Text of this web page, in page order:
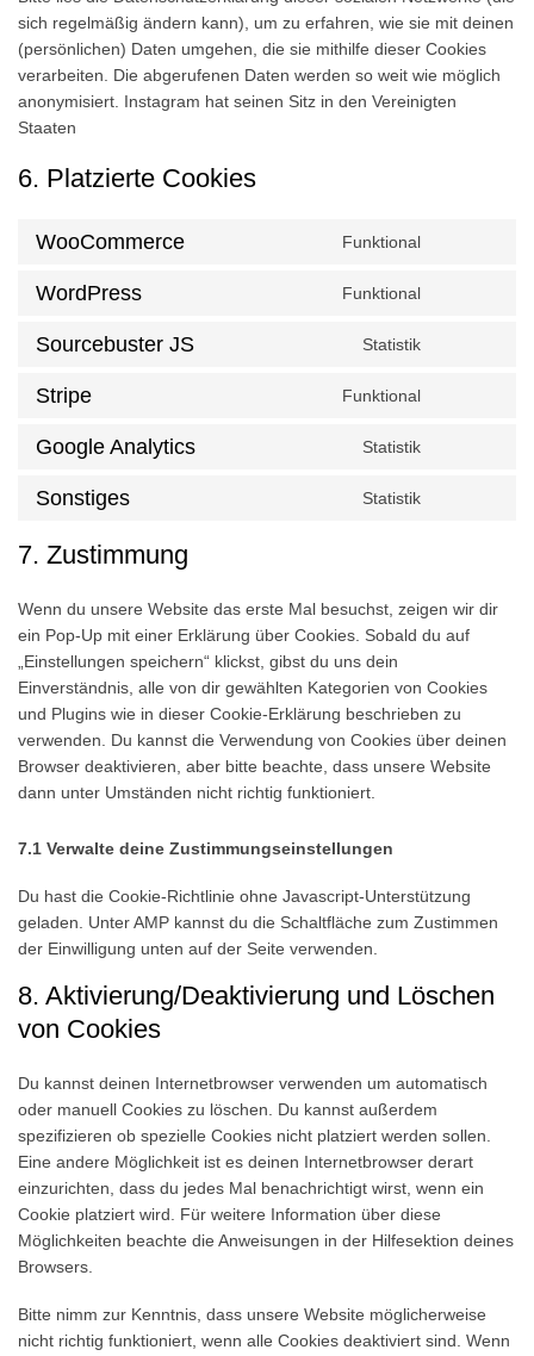
sich regelmäßig ändern kann), um zu erfahren, wie sie mit deinen
(persönlichen) Daten umgehen, die sie mithilfe dieser Cookies
verarbeiten. Die abgerufenen Daten werden so weit wie möglich
anonymisiert. Instagram hat seinen Sitz in den Vereinigten
Staaten
6. Platzierte Cookies
WooCommerce Funktional
WordPress Funktional
Sourcebuster JS Statistik
Stripe Funktional
Google Analytics Statistik
Sonstiges Statistik
7. Zustimmung
Wenn du unsere Website das erste Mal besuchst, zeigen wir dir
ein Pop-Up mit einer Erklärung über Cookies. Sobald du auf
„Einstellungen speichern“ klickst, gibst du uns dein
Einverständnis, alle von dir gewählten Kategorien von Cookies
und Plugins wie in dieser Cookie-Erklärung beschrieben zu
verwenden. Du kannst die Verwendung von Cookies über deinen
Browser deaktivieren, aber bitte beachte, dass unsere Website
dann unter Umständen nicht richtig funktioniert.
7.1 Verwalte deine Zustimmungseinstellungen
Du hast die Cookie-Richtlinie ohne Javascript-Unterstützung
geladen. Unter AMP kannst du die Schaltfläche zum Zustimmen
der Einwilligung unten auf der Seite verwenden.
8. Aktivierung/Deaktivierung und Löschen
von Cookies
Du kannst deinen Internetbrowser verwenden um automatisch
oder manuell Cookies zu löschen. Du kannst außerdem
spezifizieren ob spezielle Cookies nicht platziert werden sollen.
Eine andere Möglichkeit ist es deinen Internetbrowser derart
einzurichten, dass du jedes Mal benachrichtigt wirst, wenn ein
Cookie platziert wird. Für weitere Information über diese
Möglichkeiten beachte die Anweisungen in der Hilfesektion deines
Browsers.
Bitte nimm zur Kenntnis, dass unsere Website möglicherweise
nicht richtig funktioniert, wenn alle Cookies deaktiviert sind. Wenn